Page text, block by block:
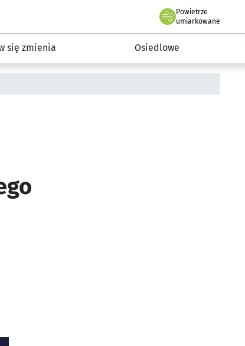
- miejskie inwestycje 2019-2032
Powietrze
we Wrocławiu
umiarkowane
się zmienia Osiedlowe